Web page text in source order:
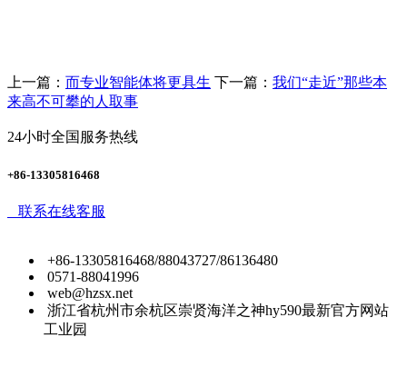
上一篇： 而专业智能体将更具生 下一篇： 我们“走近”那些本
来高不可攀的人取事
24小时全国服务热线
+86-13305816468
联系在线客服
+86-13305816468/88043727/86136480
0571-88041996
web@hzsx.net
浙江省杭州市余杭区崇贤海洋之神hy590最新官方网站
工业园